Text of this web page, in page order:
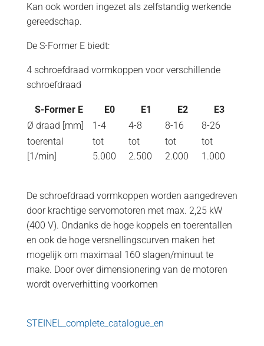
Kan ook worden ingezet als zelfstandig werkende
gereedschap.
De S-Former E biedt:
4 schroefdraad vormkoppen voor verschillende
schroefdraad
S-Former E E0 E1 E2
E3
Ø draad [mm]
1-4 4-8 8-16
8-26
toerental
[1/min]
tot
5.000
tot
2.500
tot
2.000
tot
1.000
De schroefdraad vormkoppen worden aangedreven
door krachtige servomotoren met max. 2,25 kW
(400 V). Ondanks de hoge koppels en toerentallen
en ook de hoge versnellingscurven maken het
mogelijk om maximaal 160 slagen/minuut te
make. Door over dimensionering van de motoren
wordt oververhitting voorkomen
STEINEL_complete_catalogue_en